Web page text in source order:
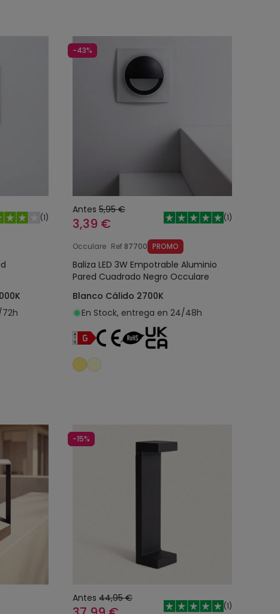
(1)
-43%
Antes 5,95 €
3,39 € (1)
Occulare Ref 87700 PROMO
Baliza LED 3W Empotrable Aluminio
Pared Cuadrado Negro Occulare
Blanco Cálido 2700K
En Stock, entrega en 24/48h
-15%
Antes 44,95 €
(1)